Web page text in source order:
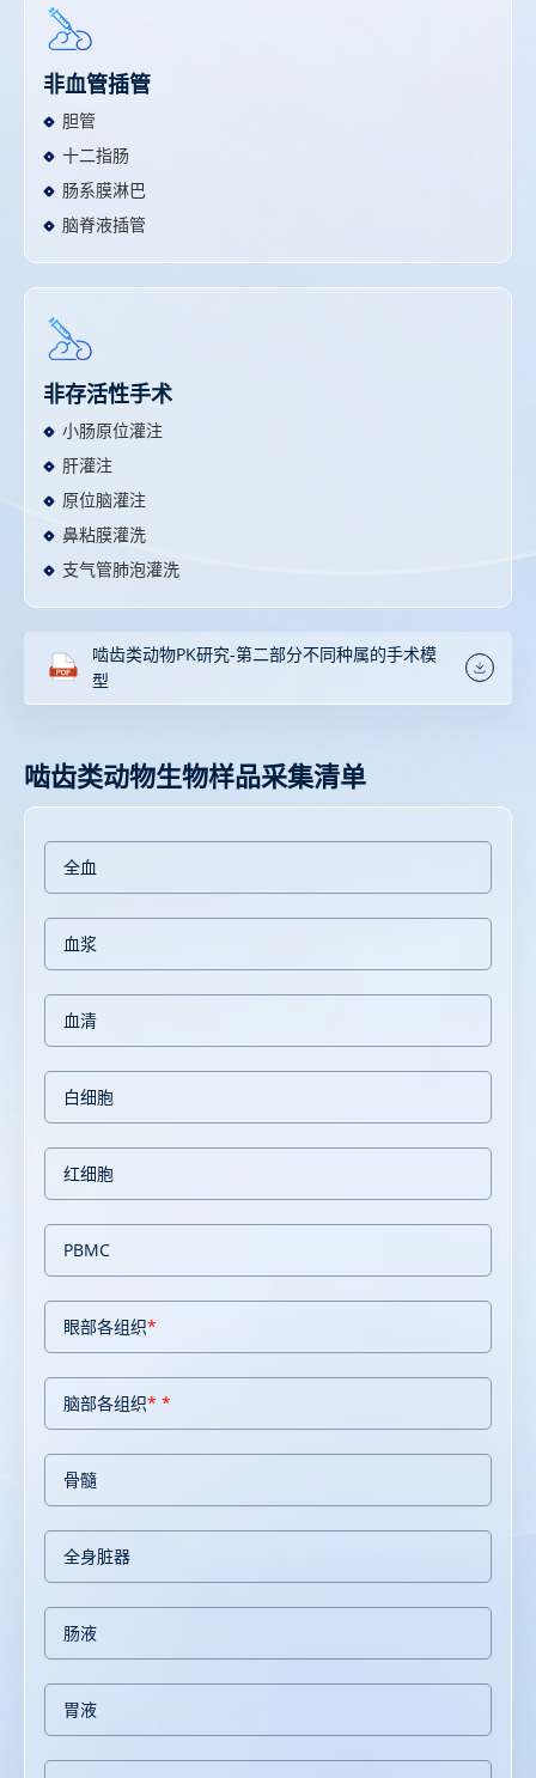
非血管插管
胆管
十二指肠
肠系膜淋巴
脑脊液插管
非存活性手术
小肠原位灌注
肝灌注
原位脑灌注
鼻粘膜灌洗
支气管肺泡灌洗
啮齿类动物PK研究-第二部分不同种属的手术模
型
啮齿类动物生物样品采集清单
全血
血浆
血清
白细胞
红细胞
PBMC
眼部各组织*
脑部各组织* *
骨髓
全身脏器
肠液
胃液